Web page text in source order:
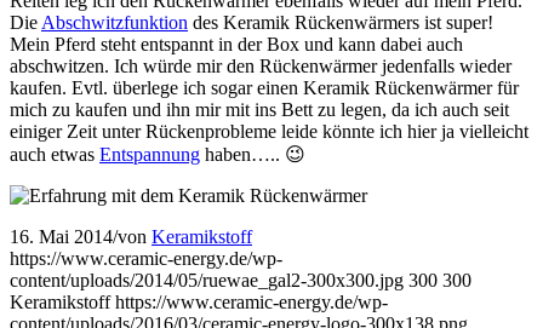
Die Abschwitzfunktion des Keramik Rückenwärmers ist super!
Mein Pferd steht entspannt in der Box und kann dabei auch
abschwitzen. Ich würde mir den Rückenwärmer jedenfalls wieder
kaufen. Evtl. überlege ich sogar einen Keramik Rückenwärmer für
mich zu kaufen und ihn mir mit ins Bett zu legen, da ich auch seit
einiger Zeit unter Rückenprobleme leide könnte ich hier ja vielleicht
auch etwas Entspannung haben….. 😉
16. Mai 2014/von Keramikstoff
https://www.ceramic-energy.de/wp-
content/uploads/2014/05/ruewae_gal2-300x300.jpg 300 300
Keramikstoff https://www.ceramic-energy.de/wp-
content/uploads/2016/03/ceramic-energy-logo-300x138.png